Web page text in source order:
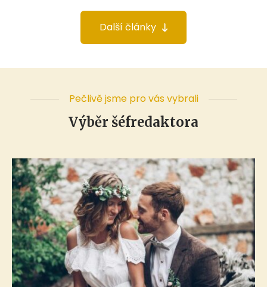
Další články
Pečlivě jsme pro vás vybrali
Výběr šéfredaktora